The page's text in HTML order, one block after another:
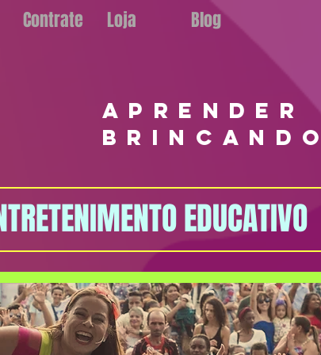
Contrate Loja Blog
aprender
EDUCATIVO